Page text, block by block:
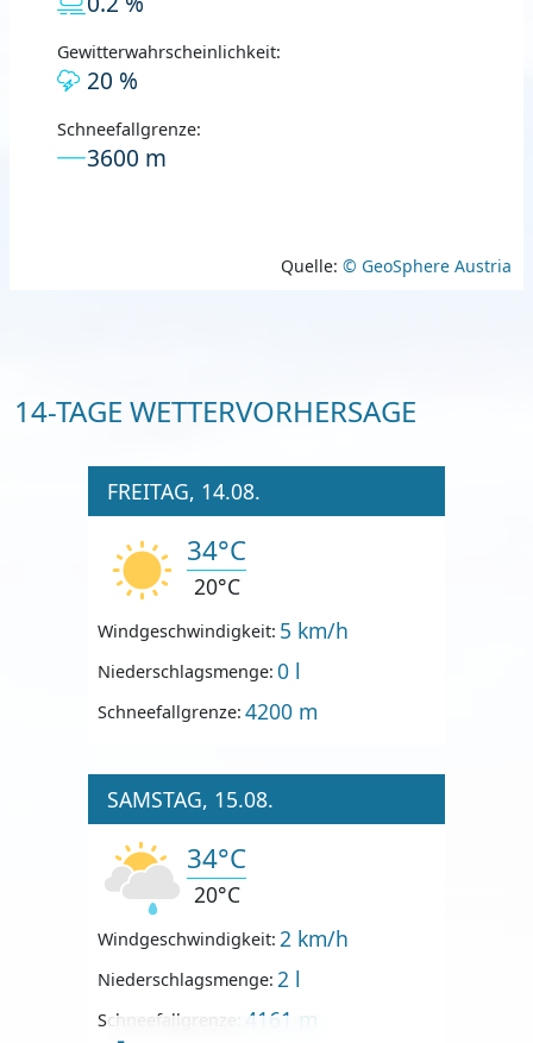
Gewitterwahrscheinlichkeit:
20 %
Schneefallgrenze:
3600 m
Quelle: © GeoSphere Austria
14-TAGE WETTERVORHERSAGE
FREITAG, 14.08.
34°C
20°C
Windgeschwindigkeit: 5 km/h
Niederschlagsmenge: 0 l
Schneefallgrenze: 4200 m
SAMSTAG, 15.08.
34°C
20°C
Windgeschwindigkeit: 2 km/h
Niederschlagsmenge: 2 l
Schneefallgrenze: 4161 m